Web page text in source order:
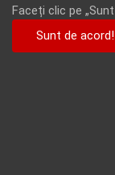
Faceți clic pe
Sunt de acord!